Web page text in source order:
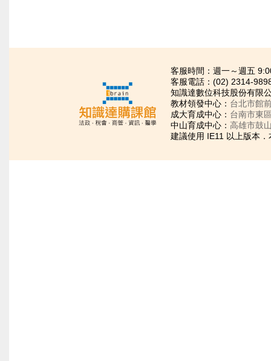
客服時間：週一～週五
客服電話：(02) 2314-
知識達數位科技股份有
教材領發中心： 台北市館
成大育成中心： 台南市東
中山育成中心： 高雄市鼓
建議使用 IE11 以上版本